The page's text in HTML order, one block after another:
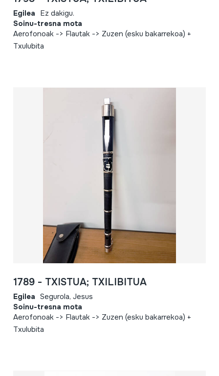
Egilea Ez dakigu.
Soinu-tresna mota
Aerofonoak -> Flautak -> Zuzen (esku bakarrekoa) +
Txulubita
1789 - TXISTUA; TXILIBITUA
Egilea Segurola, Jesus
Soinu-tresna mota
Aerofonoak -> Flautak -> Zuzen (esku bakarrekoa) +
Txulubita